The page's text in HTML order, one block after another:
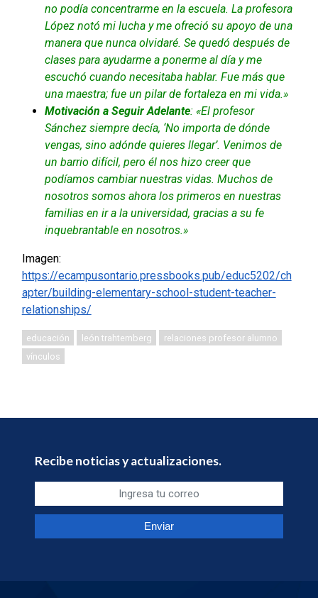
no podía concentrarme en la escuela. La profesora
López notó mi lucha y me ofreció su apoyo de una
manera que nunca olvidaré. Se quedó después de
clases para ayudarme a ponerme al día y me
escuchó cuando necesitaba hablar. Fue más que
una maestra; fue un pilar de fortaleza en mi vida.»
Motivación a Seguir Adelante: «El profesor
Sánchez siempre decía, ‘No importa de dónde
vengas, sino adónde quieres llegar’. Venimos de
un barrio difícil, pero él nos hizo creer que
podíamos cambiar nuestras vidas. Muchos de
nosotros somos ahora los primeros en nuestras
familias en ir a la universidad, gracias a su fe
inquebrantable en nosotros.»
Imagen:
https://ecampusontario.pressbooks.pub/educ5202/ch
apter/building-elementary-school-student-teacher-
relationships/
educación león trahtemberg
relaciones profesor alumno
vínculos
Recibe noticias y actualizaciones.